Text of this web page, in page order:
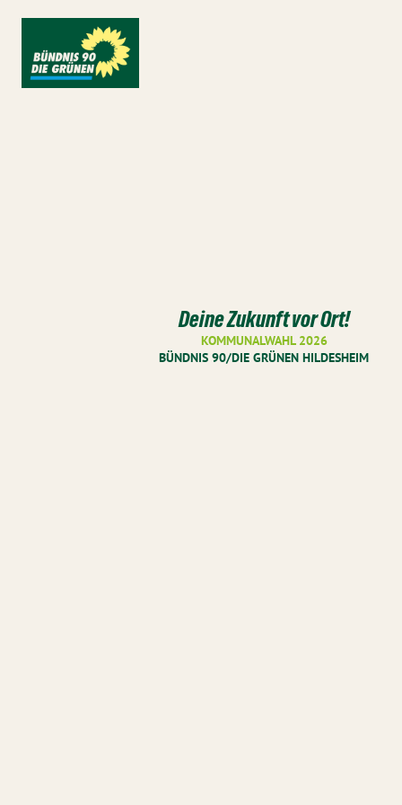
Deine Zukunft vor Ort!
KOMMUNALWAHL 2026
BÜNDNIS 90/DIE GRÜNEN HILDESHEIM